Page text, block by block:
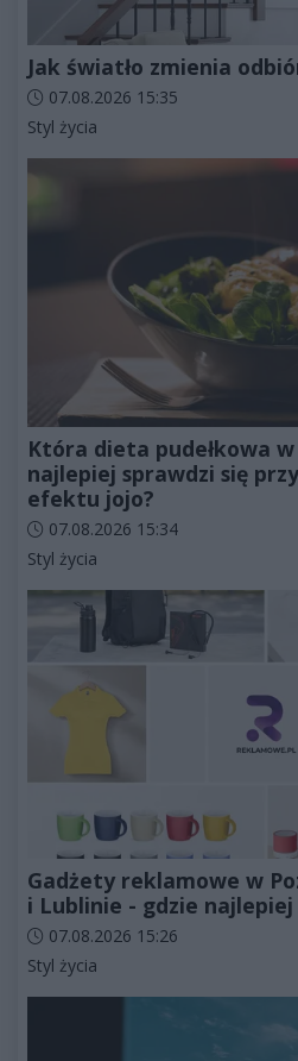
Jak światło zmienia
Data dodania artykułu:
07.08.2026 15:35
Kategorie artykułu:
Styl życia
Która dieta pudełkowa
najlepiej sprawdzi się
efektu jojo?
Data dodania artykułu:
07.08.2026 15:34
Kategorie artykułu:
Styl życia
Gadżety reklamowe w
i Lublinie - gdzie najlepiej
Data dodania artykułu:
07.08.2026 15:26
Kategorie artykułu:
Styl życia